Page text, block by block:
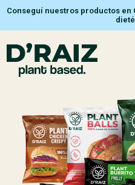
Conseguí nuestros productos en